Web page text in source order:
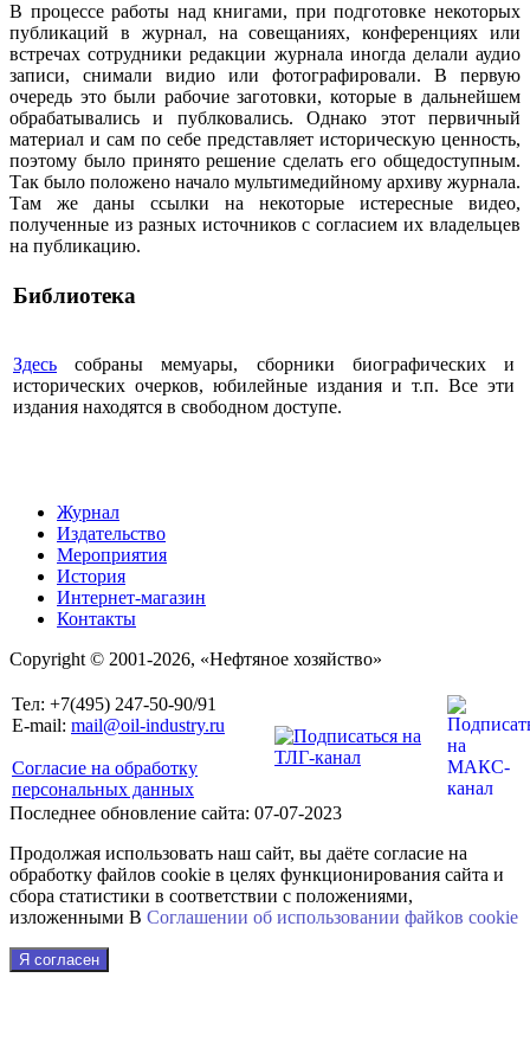
В процессе работы над книгами, при подготовке некоторых
публикаций в журнал, на совещаниях, конференциях или
встречах сотрудники редакции журнала иногда делали аудио
записи, снимали видио или фотографировали. В первую
очередь это были рабочие заготовки, которые в дальнейшем
обрабатывались и публковались. Однако этот первичный
материал и сам по себе представляет историческую ценность,
поэтому было принято решение сделать его общедоступным.
Так было положено начало мультимедийному архиву журнала.
Там же даны ссылки на некоторые истересные видео,
полученные из разных источников с согласием их владельцев
на публикацию.
Библиотека
Здесь собраны мемуары, сборники биографических и
исторических очерков, юбилейные издания и т.п. Все эти
издания находятся в свободном доступе.
Журнал
Издательство
Мероприятия
История
Интернет-магазин
Контакты
Copyright © 2001-2026, «Нефтяное хозяйство»
Тел: +7(495) 247-50-90/91
E-mail: mail@oil-industry.ru
Согласие на обработку
персональных данных
Последнее обновление сайта: 07-07-2023
Продолжая использовать наш сайт, вы даёте согласие на
обработку файлов cookie в целях функционирования сайта и
сбора статистики в соответствии с положениями,
изложенными В Соглашении об использовании файkов cookie
Я согласен